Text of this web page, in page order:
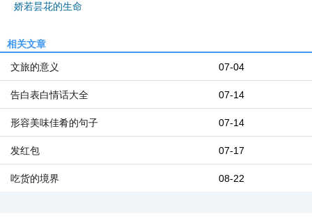
娇若昙花的生命
相关文章
07-04
文旅的意义
07-14
告白表白情话大全
07-14
形容美味佳肴的句子
07-17
发红包
08-22
吃货的境界